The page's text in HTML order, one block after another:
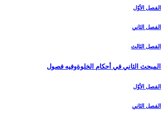
الفصل الأوّل‏
الفصل الثاني‏
الفصل الثالث‏
المبحث الثاني في أحكام الخلوةوفيه فصول
الفصل الأوّل‏
الفصل الثاني‏